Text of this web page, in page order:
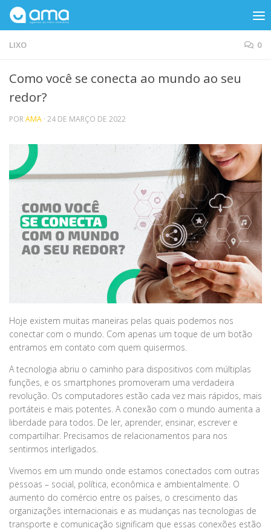
Skip to content
LIXO 0
Como você se conecta ao mundo ao seu
redor?
PORAMA · 24 DE MARÇO DE 2022
Hoje existem muitas maneiras pelas quais podemos nos
conectar com o mundo. Com apenas um toque de um botão
entramos em contato com quem quisermos.
A tecnologia abriu o caminho para dispositivos com múltiplas
funções, e os smartphones promoveram uma verdadeira
revolução. Os computadores estão cada vez mais rápidos, mais
portáteis e mais potentes. A conexão com o mundo aumenta a
liberdade para todos. De ler, aprender, ensinar, escrever e
compartilhar. Precisamos de relacionamentos para nos
sentirmos interligados.
Vivemos em um mundo onde estamos conectados com outras
pessoas – social, política, econômica e ambientalmente. O
aumento do comércio entre os países, o crescimento das
organizações internacionais e as mudanças nas tecnologias de
transporte e comunicação significam que essas conexões estão